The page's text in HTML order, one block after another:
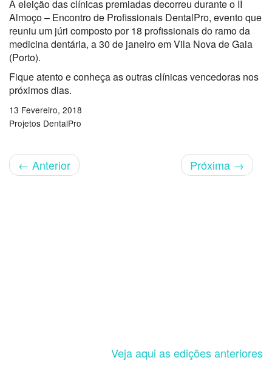
A eleição das clínicas premiadas decorreu durante o II
Almoço – Encontro de Profissionais DentalPro, evento que
reuniu um júri composto por 18 profissionais do ramo da
medicina dentária, a 30 de janeiro em Vila Nova de Gaia
(Porto).
Fique atento e conheça as outras clínicas vencedoras nos
próximos dias.
13 Fevereiro, 2018
Projetos DentalPro
← Anterior Próxima →
Veja aqui as edições anteriores